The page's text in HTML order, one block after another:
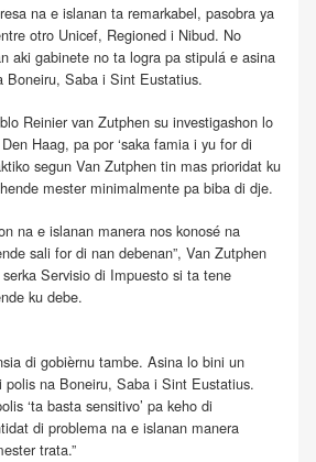
na e islanan ta remarkabel, pasobra ya
otro Unicef, Regioned i Nibud. No
aki gabinete no ta logra pa stipulá e asina
Boneiru, Saba i Sint Eustatius.
Reinier van Zutphen su investigashon lo
Den Haag, pa por ‘saka famia i yu for di
segun Van Zutphen tin mas prioridat ku
mester minimalmente pa biba di dje.
na e islanan manera nos konosé na
sali for di nan debenan”, Van Zutphen
Servisio di Impuesto si ta tene
ku debe.
di gobièrnu tambe. Asina lo bini un
polis na Boneiru, Saba i Sint Eustatius.
‘ta basta sensitivo’ pa keho di
di problema na e islanan manera
trata.”